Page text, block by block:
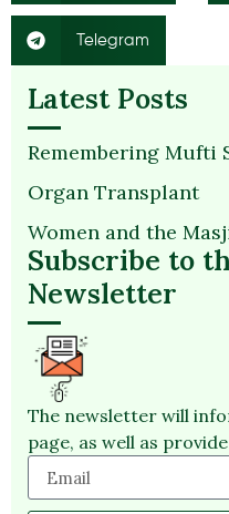
Telegram
Latest Posts
Remembering Mufti
Organ Transplant
Women and the
Subscribe to
Newsletter
The newsletter will
page, as well as